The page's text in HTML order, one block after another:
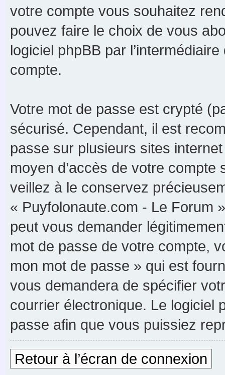
votre compte vous souhaitez
pouvez faire le choix de vous
logiciel phpBB par
compte.
Votre mot de passe est crypté
sécurisé. Cependant, il est
passe sur plusieurs sites
moyen d’accès de votre
veillez à le conservez
« Puyfolonaute.com - Le Forum
peut vous demander
mot de passe de votre compte,
mon mot de passe » qui est
vous demandera de spécifier
courrier électronique. Le logiciel
passe afin que vous puissiez
Retour à l’écran de connexion